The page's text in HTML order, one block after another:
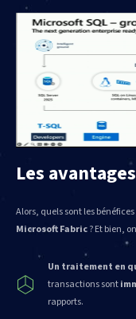
Les
Alors, quels sont les
Microsoft Fabric? Et bien,
Un traitement en
transactions sont
rapports.